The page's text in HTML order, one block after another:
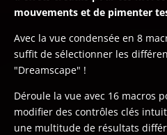
mouvements et de pimenter
Avec la vue condensée en 8
suffit de sélectionner les
"Dreamscape" !
Déroule la vue avec 16 macros
modifier des contrôles clés
une multitude de résultats